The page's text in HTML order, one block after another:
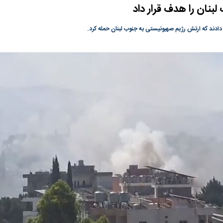
را هدف قرار داد
که ارتش رژیم صهیونیستی به جنوب لبنان حمله کرد.
جدید یا پایان
در وزارت نفت «رهاشدگی» و فقدان
پاسخگویی احساس می‌شود | فروشنده
حساب آنها می‌رود، باید توسط فروشنده
شاخص کل
هجوم نقدینگی به بورس؛ شاخص کل و
هم‌وزن در قله تاریخی
رکوردشکنی
بورس